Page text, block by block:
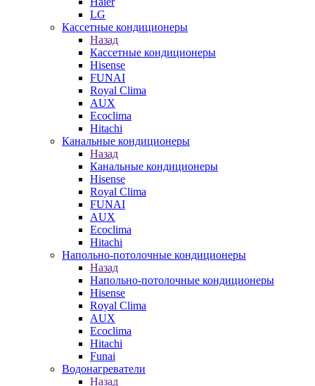
LG
Кассетные кондиционеры
Назад
Кассетные кондиционеры
Hisense
FUNAI
Royal Clima
AUX
Ecoclima
Hitachi
Канальные кондиционеры
Назад
Канальные кондиционеры
Hisense
Royal Clima
FUNAI
AUX
Ecoclima
Hitachi
Напольно-потолочные кондиционеры
Назад
Напольно-потолочные кондиционеры
Hisense
Royal Clima
AUX
Ecoclima
Hitachi
Funai
Водонагреватели
Назад